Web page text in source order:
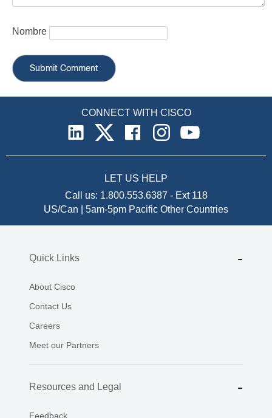
Nombre
CONNECT WITH CISCO
LET US HELP
Call us: 1.800.553.6387 - Ext 118
US/Can | 5am-5pm Pacific Other Countries